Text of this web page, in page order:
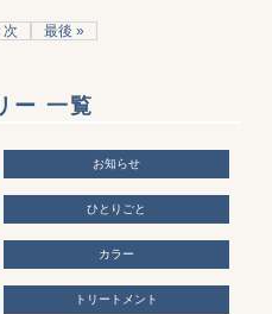
次 最後 »
ー 一覧
お知らせ
ひとりごと
カラー
トリートメント